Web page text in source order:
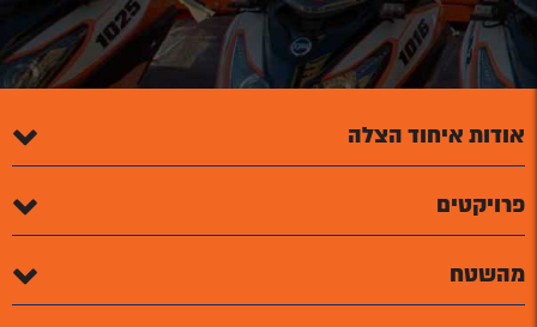
אודות איחוד הצלה
פרויקטים
מהשטח